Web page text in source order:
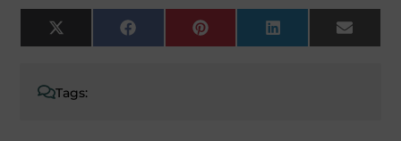
X
(Twitter)
Facebook Pinterest LinkedIn Email
Tags: